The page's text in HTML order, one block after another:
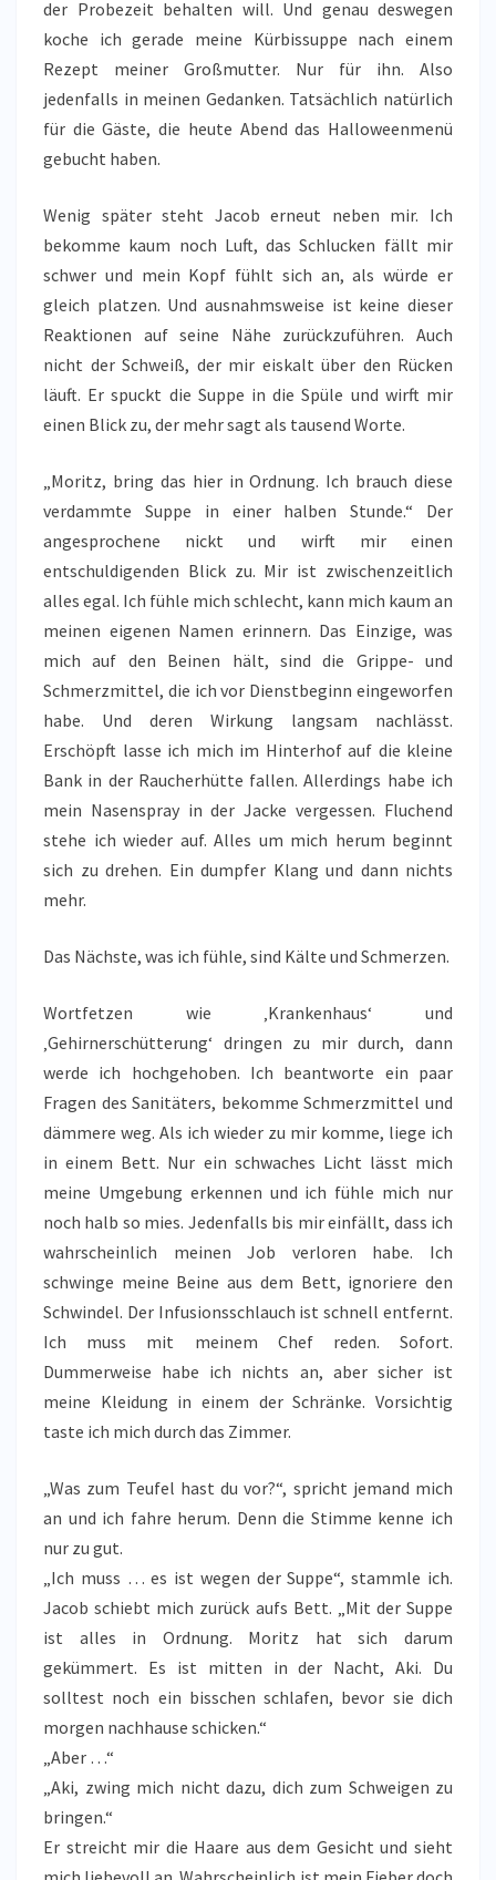
der Probezeit behalten will. Und genau deswegen
koche ich gerade meine Kürbissuppe nach einem
Rezept meiner Großmutter. Nur für ihn. Also
jedenfalls in meinen Gedanken. Tatsächlich natürlich
für die Gäste, die heute Abend das Halloweenmenü
gebucht haben.
Wenig später steht Jacob erneut neben mir. Ich
bekomme kaum noch Luft, das Schlucken fällt mir
schwer und mein Kopf fühlt sich an, als würde er
gleich platzen. Und ausnahmsweise ist keine dieser
Reaktionen auf seine Nähe zurückzuführen. Auch
nicht der Schweiß, der mir eiskalt über den Rücken
läuft. Er spuckt die Suppe in die Spüle und wirft mir
einen Blick zu, der mehr sagt als tausend Worte.
„Moritz, bring das hier in Ordnung. Ich brauch diese
verdammte Suppe in einer halben Stunde.“ Der
angesprochene nickt und wirft mir einen
entschuldigenden Blick zu. Mir ist zwischenzeitlich
alles egal. Ich fühle mich schlecht, kann mich kaum an
meinen eigenen Namen erinnern. Das Einzige, was
mich auf den Beinen hält, sind die Grippe- und
Schmerzmittel, die ich vor Dienstbeginn eingeworfen
habe. Und deren Wirkung langsam nachlässt.
Erschöpft lasse ich mich im Hinterhof auf die kleine
Bank in der Raucherhütte fallen. Allerdings habe ich
mein Nasenspray in der Jacke vergessen. Fluchend
stehe ich wieder auf. Alles um mich herum beginnt
sich zu drehen. Ein dumpfer Klang und dann nichts
mehr.
Das Nächste, was ich fühle, sind Kälte und Schmerzen.
Wortfetzen wie ‚Krankenhaus‘ und
‚Gehirnerschütterung‘ dringen zu mir durch, dann
werde ich hochgehoben. Ich beantworte ein paar
Fragen des Sanitäters, bekomme Schmerzmittel und
dämmere weg. Als ich wieder zu mir komme, liege ich
in einem Bett. Nur ein schwaches Licht lässt mich
meine Umgebung erkennen und ich fühle mich nur
noch halb so mies. Jedenfalls bis mir einfällt, dass ich
wahrscheinlich meinen Job verloren habe. Ich
schwinge meine Beine aus dem Bett, ignoriere den
Schwindel. Der Infusionsschlauch ist schnell entfernt.
Ich muss mit meinem Chef reden. Sofort.
Dummerweise habe ich nichts an, aber sicher ist
meine Kleidung in einem der Schränke. Vorsichtig
taste ich mich durch das Zimmer.
„Was zum Teufel hast du vor?“, spricht jemand mich
an und ich fahre herum. Denn die Stimme kenne ich
nur zu gut.
„Ich muss … es ist wegen der Suppe“, stammle ich.
Jacob schiebt mich zurück aufs Bett. „Mit der Suppe
ist alles in Ordnung. Moritz hat sich darum
gekümmert. Es ist mitten in der Nacht, Aki. Du
solltest noch ein bisschen schlafen, bevor sie dich
morgen nachhause schicken.“
„Aber …“
„Aki, zwing mich nicht dazu, dich zum Schweigen zu
bringen.“
Er streicht mir die Haare aus dem Gesicht und sieht